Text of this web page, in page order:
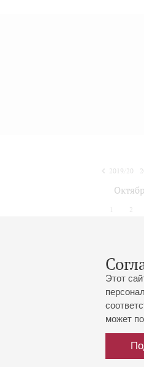
Этот
может
2019/20
2